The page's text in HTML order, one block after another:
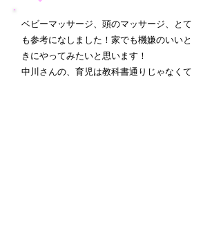
ベビーマッサージ、頭のマッサージ、とて
も参考になしました！家でも機嫌のいいと
きにやってみたいと思います！
中川さんの、育児は教科書通りじゃなくて